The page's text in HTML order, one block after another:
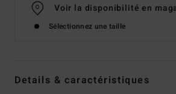
Voir la disponibilité en
Sélectionnez une taille
Details & caractéristiques